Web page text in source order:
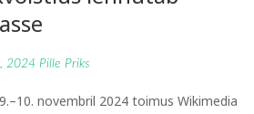
2024 Pille Priks
9.–10. novembril 2024 toimus Wikimedia